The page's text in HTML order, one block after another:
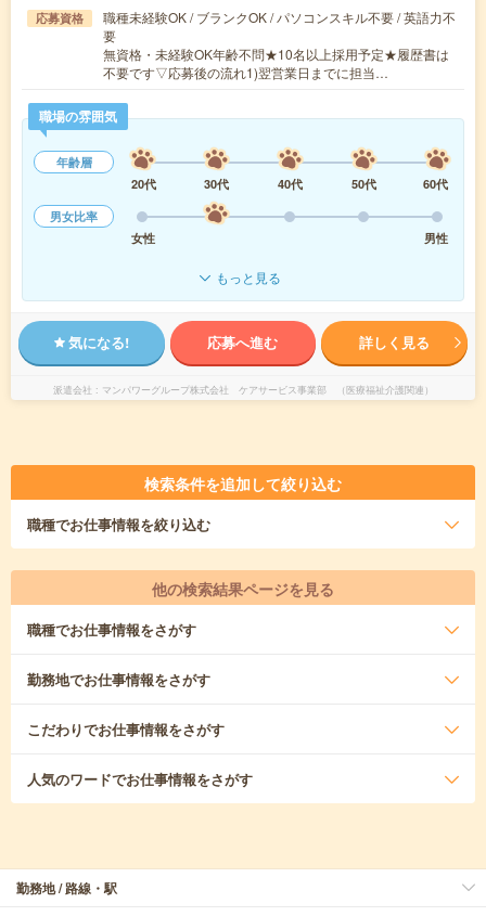
応募資格
職種未経験OK / ブランクOK / パソコンスキル不要 / 英語力不
要
無資格・未経験OK年齢不問★10名以上採用予定★履歴書は
不要です▽応募後の流れ1)翌営業日までに担当…
職場の雰囲気
年齢層
20代
30代 40代 50代
60代
男女比率
女性
男性
もっと見る
気になる! 応募へ進む 詳しく見る
派遣会社 マンパワーグループ株式会社 ケアサービス事業部 （医療福祉介護関連）
検索条件を追加して絞り込む
職種でお仕事情報を絞り込む
他の検索結果ページを見る
職種でお仕事情報をさがす
勤務地でお仕事情報をさがす
こだわりでお仕事情報をさがす
人気のワードでお仕事情報をさがす
勤務地 / 路線・駅